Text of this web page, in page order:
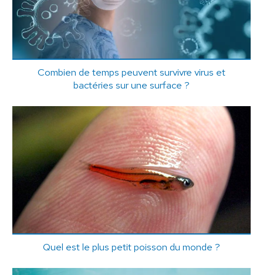
Combien de temps peuvent survivre virus et
bactéries sur une surface ?
Quel est le plus petit poisson du monde ?